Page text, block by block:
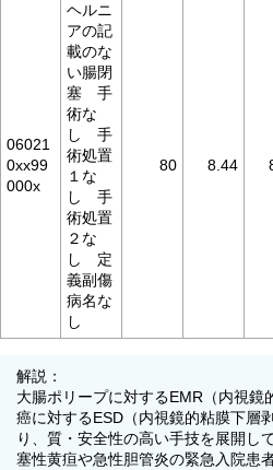
06021
0xx99
000x
ヘルニ
アの記
載のな
い腸閉
塞 手
術な
し 手
術処置
１な
し 手
術処置
２な
し 定
義副傷
病名な
し
80 8.44
解説：
大腸ポリープに対するEMR（内視鏡
癌に対するESD（内視鏡的粘膜下層
り、質・安全性の高い手技を展開し
塞性黄疸や急性胆管炎の緊急入院患